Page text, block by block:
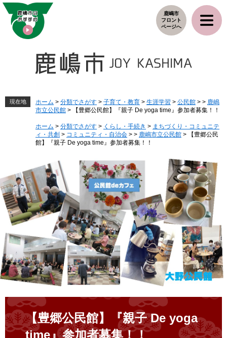
ペ
メ
鹿嶋市
フロント
ページへ
現在地 ホーム > 分類でさがす > 子育て・教育 > 生涯学習 > 公民館 > > 鹿嶋
市立公民館 > 【豊郷公民館】『親子 De yoga time』参加者募集！！
ホーム > 分類でさがす > くらし・手続き > まちづくり・コミュニテ
ィ・共創 > コミュニティ・自治会 > > 鹿嶋市立公民館 >
【豊郷公民
館】『親子 De yoga time』参加者募集！！
本
文
【豊郷公民館】『親子 De yoga
time』参加者募集！！